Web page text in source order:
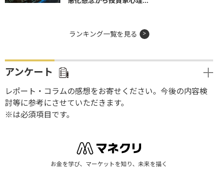
ランキング一覧を見る
アンケート
レポート・コラムの感想をお寄せください。今後の内容検
討等に参考にさせていただきます。
※は必須項目です。
お金を学び、マーケットを知り、未来を描く